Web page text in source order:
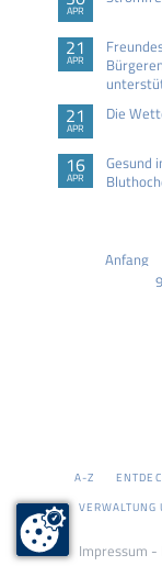
APR
21
APR
21
APR
Die
16
APR
Gesund
Anfang
9
NAVIGATION
A-Z
VERWALTUNG
Impressum -